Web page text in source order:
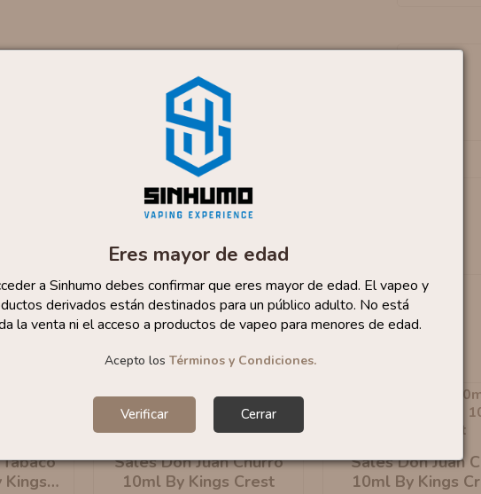
Eres mayor de edad
a Sinhumo debes confirmar que eres mayor de edad. El vapeo y
derivados están destinados para un público adulto. No está
la venta ni el acceso a productos de vapeo para menores de edad.
Acepto los Términos y Condiciones.
Verificar Cerrar
Kings
Sales Don Juan Churro
10ml By Kings Crest
Sales Don Juan
10ml By Kings